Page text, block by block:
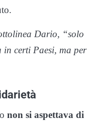
Dario, “solo
in certi Paesi, ma per
non si aspettava di